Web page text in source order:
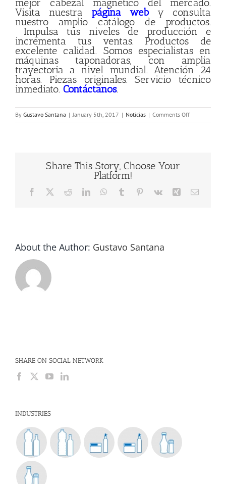
mejor cabezal magnetico del mercado.
Visita nuestra página web y consulta
nuestro amplio catálogo de productos.
Impulsa tus niveles de producción e
incrementa tus ventas. Productos de
excelente calidad. Somos especialistas en
máquinas taponadoras, con amplia
trayectoria a nivel mundial. Atención 24
horas. Piezas originales. Servicio técnico
inmediato. Contáctanos.
By Gustavo Santana | January 5th, 2017 | Noticias | Comments Offon
Cabezal
Share This Story, Choose Your
Platform!
Facebook RedditLinkedInWhatsApp
Tumblr Pinterest
Vk Xing Email
About the Author: Gustavo Santana
SHARE ON SOCIAL NETWORK
INDUSTRIES